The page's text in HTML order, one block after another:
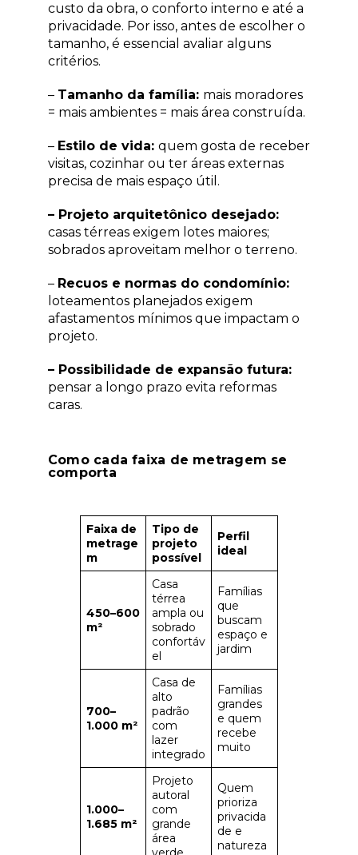
custo da obra, o conforto interno e até a
privacidade. Por isso, antes de escolher o
tamanho, é essencial avaliar alguns
critérios.
– Tamanho da família: mais moradores
= mais ambientes = mais área construída.
– Estilo de vida: quem gosta de receber
visitas, cozinhar ou ter áreas externas
precisa de mais espaço útil.
– Projeto arquitetônico desejado:
casas térreas exigem lotes maiores;
sobrados aproveitam melhor o terreno.
– Recuos e normas do condomínio:
loteamentos planejados exigem
afastamentos mínimos que impactam o
projeto.
– Possibilidade de expansão futura:
pensar a longo prazo evita reformas
caras.
Como cada faixa de metragem se
comporta
Faixa de
metrage
m
Tipo de
projeto
possível
Perfil
ideal
450–600
m²
Casa
térrea
ampla ou
sobrado
confortáv
el
Famílias
que
buscam
espaço e
jardim
700–
1.000 m²
Casa de
alto
padrão
com
lazer
integrado
Famílias
grandes
e quem
recebe
muito
1.000–
1.685 m²
Projeto
autoral
com
grande
área
Quem
prioriza
privacida
de e
natureza